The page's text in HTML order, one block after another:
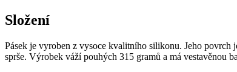
Složení
Pásek je vyroben z vysoce kvalitního silikonu. Jeho povrch
sprše. Výrobek váží pouhých 315 gramů a má vestavěnou